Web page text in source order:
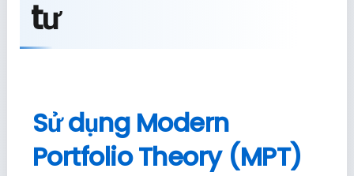
tư
Sử dụng Modern
Portfolio Theory (MPT)